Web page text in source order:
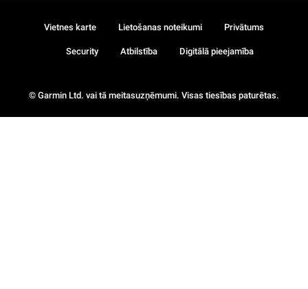
© Garmin Ltd. vai tā meitasuzņēmumi. Visas tiesības paturētas.
Vietnes karte Lietošanas noteikumi Privātums
Security Atbilstība Digitālā pieejamība